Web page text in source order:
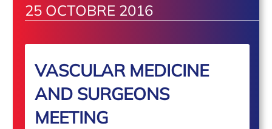
25 OCTOBRE 2016
VASCULAR MEDICINE
AND SURGEONS
MEETING